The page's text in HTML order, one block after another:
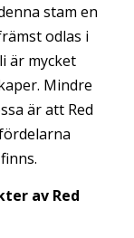
stam en
odlas i
är mycket
Mindre
är att Red
av Red